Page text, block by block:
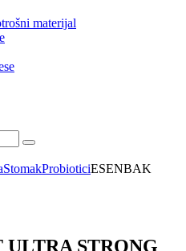
materijal
StomakProbioticiESENBAK
STRONG